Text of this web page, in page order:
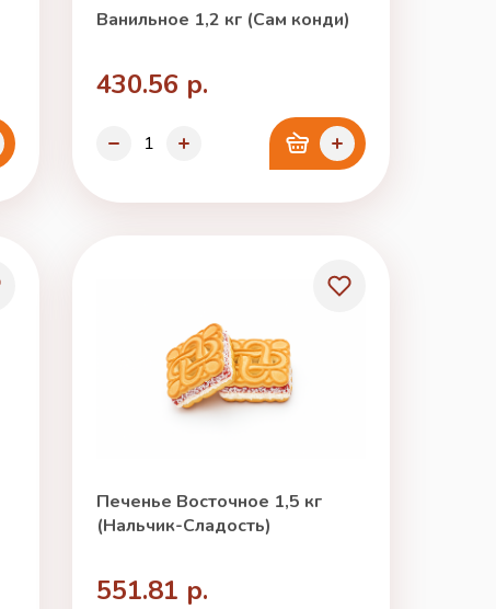
Ванильное 1,2 кг (Сам конди)
430.56 р.
Печенье Восточное 1,5 кг
(Нальчик-Сладость)
551.81 р.